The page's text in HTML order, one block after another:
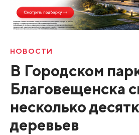
НОВОСТИ
В Городском
Благовещенска
несколько
деревьев